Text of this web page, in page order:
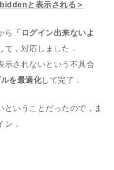
と表示される＞
ら
「ログイン出来ないよ
て，対応しました．
示されないという不具合
を最適化して完了．
ということだったので，ま
．